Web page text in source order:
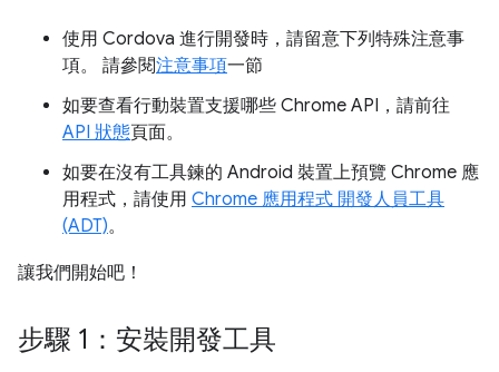
使用 Cordova 進行開發時，請留意下列特殊注意事
項。 請參閱注意事項一節
如要查看行動裝置支援哪些 Chrome API，請前往
API 狀態頁面。
如要在沒有工具鍊的 Android 裝置上預覽 Chrome 應
用程式，請使用 Chrome 應用程式 開發人員工具
(ADT)。
讓我們開始吧！
步驟 1：安裝開發工具